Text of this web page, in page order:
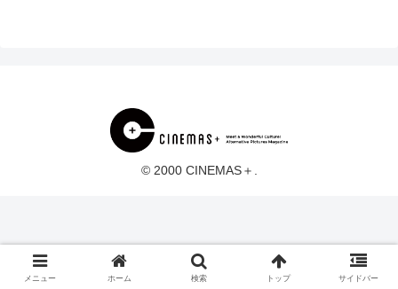
© 2000 CINEMAS＋.
メニュー ホーム 検索 トップ サイドバー